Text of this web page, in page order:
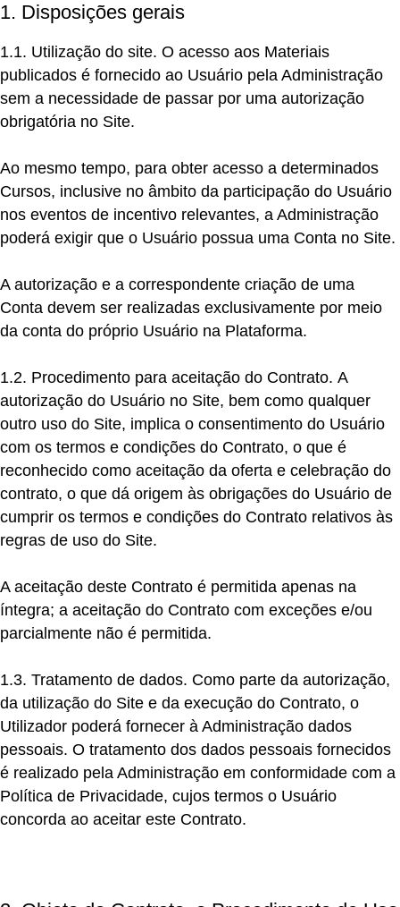
1. Disposições gerais
1.1. Utilização do site. O acesso aos Materiais
publicados é fornecido ao Usuário pela Administração
sem a necessidade de passar por uma autorização
obrigatória no Site.
Ao mesmo tempo, para obter acesso a determinados
Cursos, inclusive no âmbito da participação do Usuário
nos eventos de incentivo relevantes, a Administração
poderá exigir que o Usuário possua uma Conta no Site.
A autorização e a correspondente criação de uma
Conta devem ser realizadas exclusivamente por meio
da conta do próprio Usuário na Plataforma.
1.2. Procedimento para aceitação do Contrato. A
autorização do Usuário no Site, bem como qualquer
outro uso do Site, implica o consentimento do Usuário
com os termos e condições do Contrato, o que é
reconhecido como aceitação da oferta e celebração do
contrato, o que dá origem às obrigações do Usuário de
cumprir os termos e condições do Contrato relativos às
regras de uso do Site.
A aceitação deste Contrato é permitida apenas na
íntegra; a aceitação do Contrato com exceções e/ou
parcialmente não é permitida.
1.3. Tratamento de dados. Como parte da autorização,
da utilização do Site e da execução do Contrato, o
Utilizador poderá fornecer à Administração dados
pessoais. O tratamento dos dados pessoais fornecidos
é realizado pela Administração em conformidade com a
Política de Privacidade, cujos termos o Usuário
concorda ao aceitar este Contrato.